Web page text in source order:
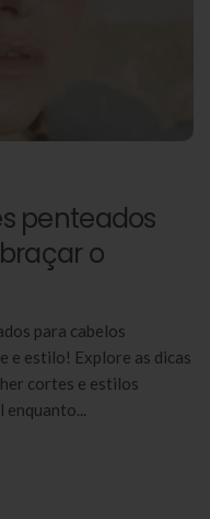
penteados
o
para cabelos
e estilo! Explore as dicas
cortes e estilos